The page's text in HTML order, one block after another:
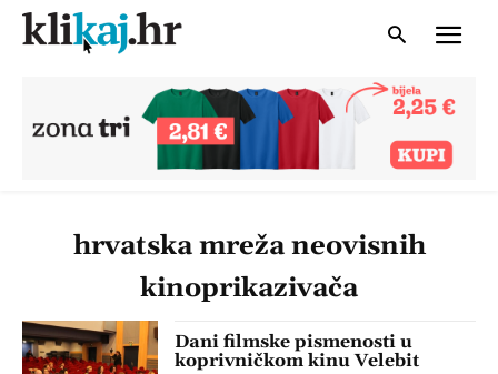
hrvatska mreža neovisnih
kinoprikazivača
Dani filmske pismenosti u
koprivničkom kinu Velebit